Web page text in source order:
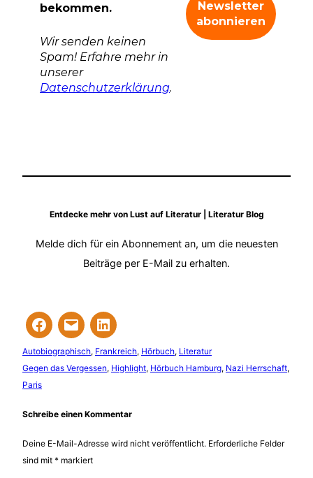
bekommen.
Wir senden keinen
Spam! Erfahre mehr in
unserer
Datenschutzerklärung.
Entdecke mehr von Lust auf Literatur | Literatur Blog
Melde dich für ein Abonnement an, um die neuesten
Beiträge per E-Mail zu erhalten.
Autobiographisch, Frankreich, Hörbuch, Literatur
Gegen das Vergessen, Highlight, Hörbuch Hamburg, Nazi Herrschaft
Paris
Schreibe einen Kommentar
Deine E-Mail-Adresse wird nicht veröffentlicht. Erforderliche Felder
sind mit * markiert